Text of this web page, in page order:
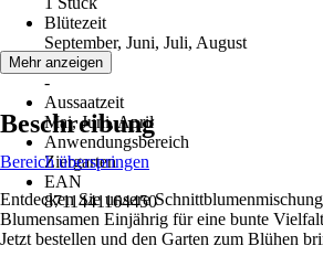
Blütezeit
September, Juni, Juli, August
Erntezeit
-
Aussaatzeit
Mai, Juni, April
Anwendungsbereich
Ziergarten
EAN
8711441164450
Mehr anzeigen
Beschreibung
Bereich überspringen
Entdecken Sie unsere
Blumensamen Einjährig für eine bunte
Jetzt bestellen und den Garten zum Blühen